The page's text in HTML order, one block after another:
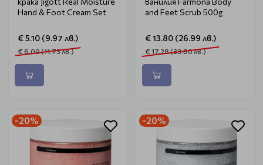
Hand & Foot Cream Set
€ 5.10 (9.97 лв.)
€ 6.00 (11.73 лв.)
and Feet Scrub 500g
€ 13.80 (26.99 лв.)
€ 17.28 (33.80 лв.)
-20% -20%